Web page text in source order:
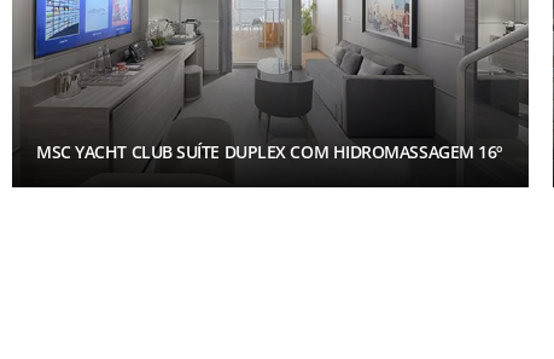
MSC YACHT CLUB SUÍTE DUPLEX COM HIDROMASSAGEM 16º